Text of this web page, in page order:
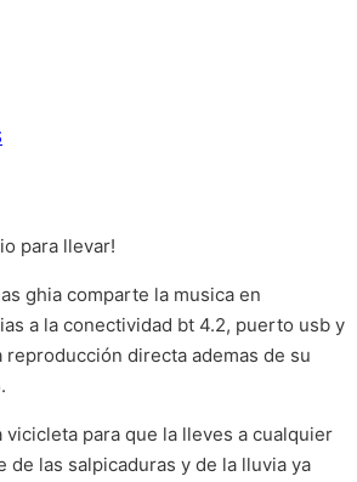
para llevar!
ghia comparte la musica en
a la conectividad bt 4.2, puerto usb y
reproducción directa ademas de su
para que la lleves a cualquier
de las salpicaduras y de la lluvia ya